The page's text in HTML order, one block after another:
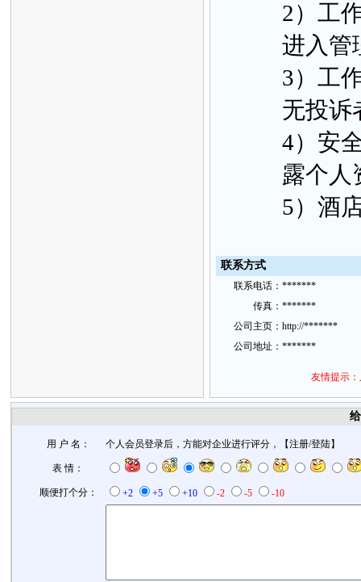
2）工
进入管
3）工
无投诉
4）安
露个
5）酒
联系方式
联系电话： *******
传真： *******
公司主页： http://*******
公司地址： *******
友情提示
用 户 名： 个人会员登录后，方能对企业进行评分，【注册/登陆】
表 情：
顺便打个分： +2 +5 +10 -2 -5 -10